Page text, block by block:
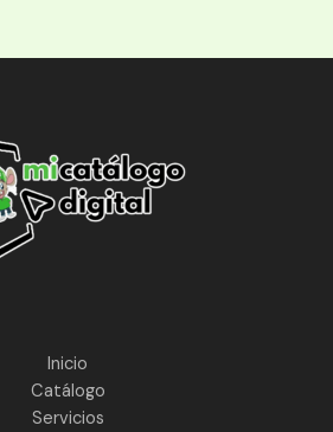
Inicio
Catálogo
Servicios